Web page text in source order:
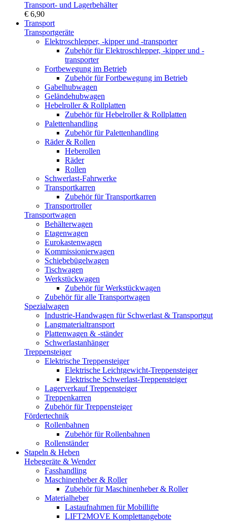
Transport- und Lagerbehälter
€ 6,90
Transport
Transportgeräte
Elektroschlepper, -kipper und -transporter
Zubehör für Elektroschlepper, -kipper und -
transporter
Fortbewegung im Betrieb
Zubehör für Fortbewegung im Betrieb
Gabelhubwagen
Geländehubwagen
Hebelroller & Rollplatten
Zubehör für Hebelroller & Rollplatten
Palettenhandling
Zubehör für Palettenhandling
Räder & Rollen
Heberollen
Räder
Rollen
Schwerlast-Fahrwerke
Transportkarren
Zubehör für Transportkarren
Transportroller
Transportwagen
Behälterwagen
Etagenwagen
Eurokastenwagen
Kommissionierwagen
Schiebebügelwagen
Tischwagen
Werkstückwagen
Zubehör für Werkstückwagen
Zubehör für alle Transportwagen
Spezialwagen
Industrie-Handwagen für Schwerlast & Transportgut
Langmaterialtransport
Plattenwagen & -ständer
Schwerlastanhänger
Treppensteiger
Elektrische Treppensteiger
Elektrische Leichtgewicht-Treppensteiger
Elektrische Schwerlast-Treppensteiger
Lagerverkauf Treppensteiger
Treppenkarren
Zubehör für Treppensteiger
Fördertechnik
Rollenbahnen
Zubehör für Rollenbahnen
Rollenständer
Stapeln & Heben
Hebegeräte & Wender
Fasshandling
Maschinenheber & Roller
Zubehör für Maschinenheber & Roller
Materialheber
Lastaufnahmen für Mobillifte
LIFT2MOVE Komplettangebote